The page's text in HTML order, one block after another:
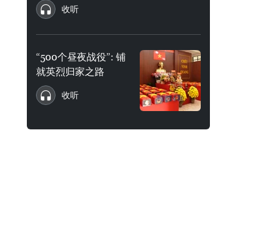
收听
“500个昼夜战役”: 铺
就英烈归家之路
收听